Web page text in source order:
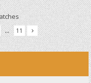
… 11